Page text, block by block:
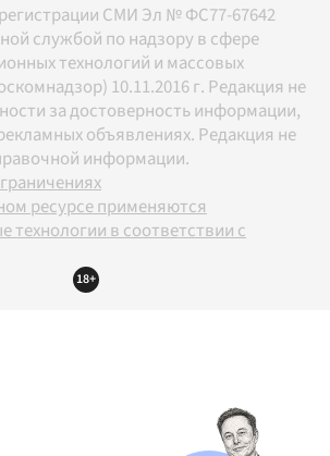
СМИ Эл № ФС77-67642
службой по надзору в сфере
технологий и массовых
10.11.2016 г. Редакция не
за достоверность информации,
объявлениях. Редакция не
информации.
ресурсе применяются
технологии в соответствии с
18+